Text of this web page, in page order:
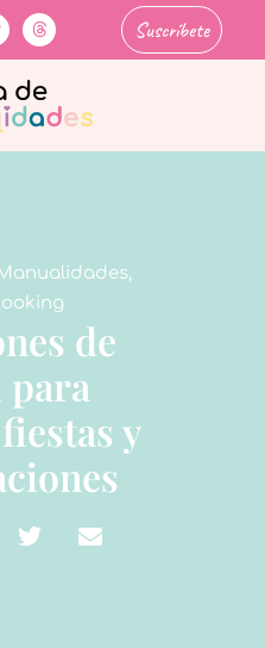
Suscríbete
,
de
para
y